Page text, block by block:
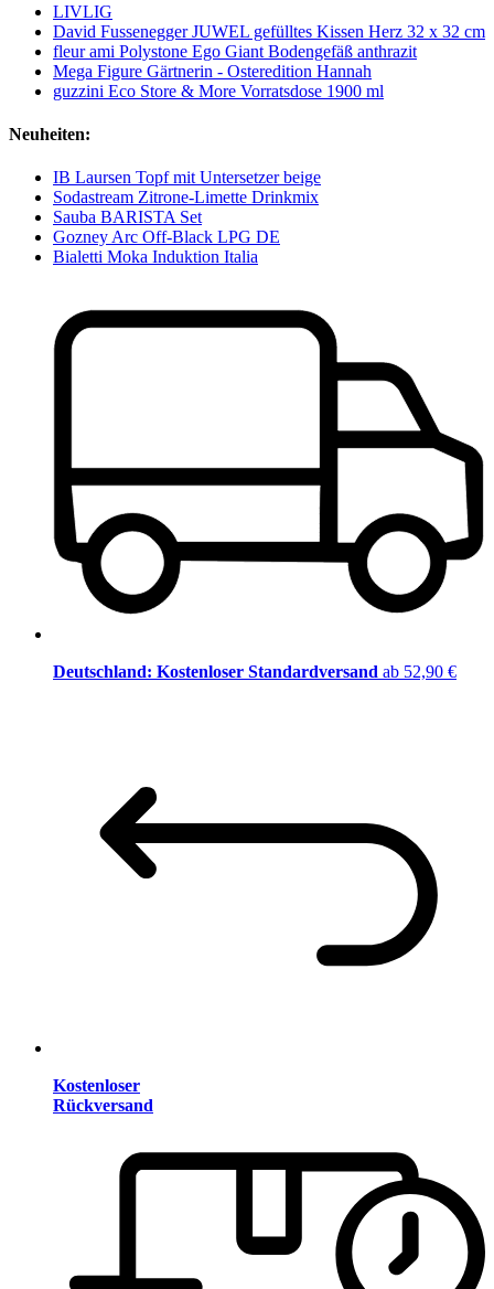
LIVLIG
David Fussenegger JUWEL gefülltes Kissen Herz 32 x 32 cm
fleur ami Polystone Ego Giant Bodengefäß anthrazit
Mega Figure Gärtnerin - Osteredition Hannah
guzzini Eco Store & More Vorratsdose 1900 ml
Neuheiten:
IB Laursen Topf mit Untersetzer beige
Sodastream Zitrone-Limette Drinkmix
Sauba BARISTA Set
Gozney Arc Off-Black LPG DE
Bialetti Moka Induktion Italia
Deutschland: Kostenloser Standardversand ab 52,90 €
Kostenloser
Rückversand